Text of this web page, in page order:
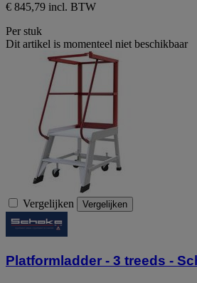
€ 845,79 incl. BTW
Per stuk
Dit artikel is momenteel niet beschikbaar
Vergelijken Vergelijken
Platformladder - 3 treeds -